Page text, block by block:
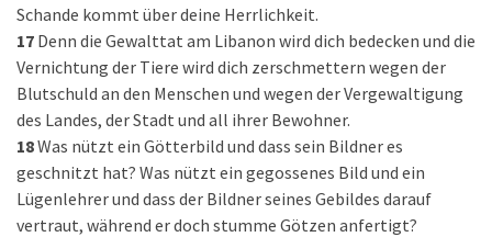
Schande kommt über deine Herrlichkeit.
17 Denn die Gewalttat am Libanon wird dich bedecken und die
Vernichtung der Tiere wird dich zerschmettern wegen der
Blutschuld an den Menschen und wegen der Vergewaltigung
des Landes, der Stadt und all ihrer Bewohner.
18Was nützt ein Götterbild und dass sein Bildner es
geschnitzt hat? Was nützt ein gegossenes Bild und ein
Lügenlehrer und dass der Bildner seines Gebildes darauf
vertraut, während er doch stumme Götzen anfertigt?